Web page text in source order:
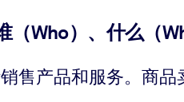
（Who）、什么（
售产品和服务。商